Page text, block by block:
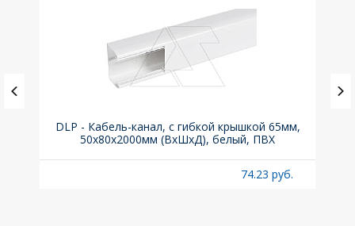
DLP - Кабель-канал, с гибкой крышкой 65мм,
50x80х2000мм (ВхШхД), белый, ПВХ
74.23 руб.